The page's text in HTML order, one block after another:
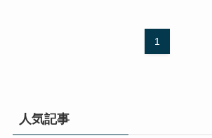
1
人気記事